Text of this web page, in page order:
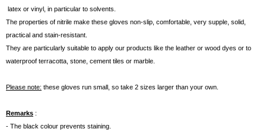
latex or vinyl, in particular to solvents.
The properties of nitrile make these gloves non-slip, comfortable, very supple, solid,
practical and stain-resistant.
They are particularly suitable to apply our products like the leather or wood dyes or to
waterproof terracotta, stone, cement tiles or marble.
Please note: these gloves run small, so take 2 sizes larger than your own.
Remarks :
- The black colour prevents staining.